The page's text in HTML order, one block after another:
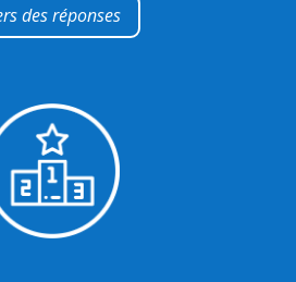
des réponses